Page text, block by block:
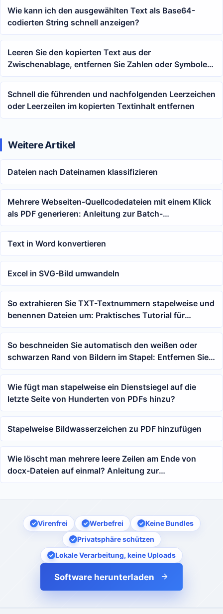
Wie kann ich den ausgewählten Text als Base64-
codierten String schnell anzeigen?
Leeren Sie den kopierten Text aus der
Zwischenablage, entfernen Sie Zahlen oder Symbole
und behalten Sie nur englische Buchstaben
Schnell die führenden und nachfolgenden Leerzeichen
oder Leerzeilen im kopierten Textinhalt entfernen
Weitere Artikel
Dateien nach Dateinamen klassifizieren
Mehrere Webseiten-Quellcodedateien mit einem Klick
als PDF generieren: Anleitung zur Batch-
Konvertierung von HTML und MHTML in PDF
Text in Word konvertieren
Excel in SVG-Bild umwandeln
So extrahieren Sie TXT-Textnummern stapelweise und
benennen Dateien um: Praktisches Tutorial für
Platzhalter und reguläre Ausdrücke
So beschneiden Sie automatisch den weißen oder
schwarzen Rand von Bildern im Stapel: Entfernen Sie
mit einem Klick Leerbereiche um JPG und PNG
Wie fügt man stapelweise ein Dienstsiegel auf die
letzte Seite von Hunderten von PDFs hinzu?
Stapelweise Bildwasserzeichen zu PDF hinzufügen
Wie löscht man mehrere leere Zeilen am Ende von
docx-Dateien auf einmal? Anleitung zur
Stapelverarbeitung von leeren Absätzen am Ende von
Virenfrei Werbefrei
Keine Bundles
Privatsphäre schützen
Lokale Verarbeitung, keine Uploads
Software herunterladen